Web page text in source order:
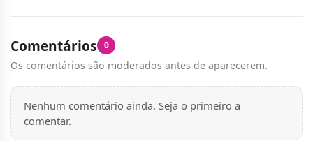
Comentários 0
Os comentários são moderados antes de aparecerem.
Nenhum comentário ainda. Seja o primeiro a
comentar.